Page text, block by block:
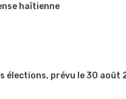
haïtienne
élections, prévu le 30